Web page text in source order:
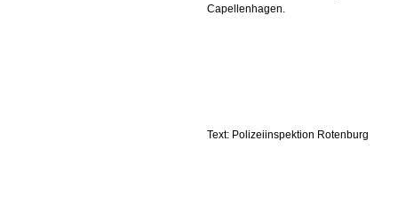
Capellenhagen.
Text: Polizeiinspektion Rotenburg